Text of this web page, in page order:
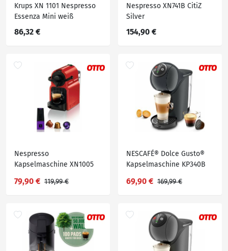
Krups XN 1101 Nespresso
Essenza Mini weiß
86,32 €
Nespresso XN741B CitiZ
Silver
154,90 €
Nespresso
Kapselmaschine XN1005
Kaffeemenge einstellbar,
79,90 € 119,99 €
NESCAFÉ® Dolce Gusto®
Kapselmaschine KP340B
mit Nescafé Dolce Gusto
69,90 € 169,99 €